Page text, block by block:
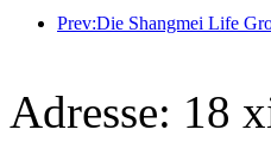
Adresse: 18